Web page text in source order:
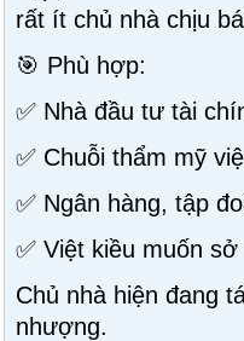
rất ít chủ nhà chịu
🎯 Phù hợp:
✅ Nhà đầu tư tài
✅ Chuỗi thẩm mỹ
✅ Ngân hàng, tập
✅ Việt kiều muốn
Chủ nhà hiện đang
nhượng.